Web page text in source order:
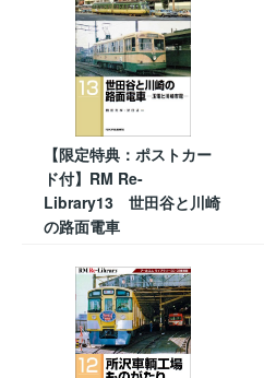
【限定特典：ポストカー
ド付】RM Re-
Library13 世田谷と川崎
の路面電車